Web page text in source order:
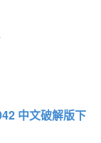
中文破解版下